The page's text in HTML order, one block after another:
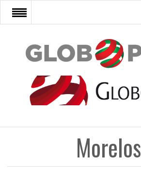
FŐOLDAL
AFRIKA
Morelos